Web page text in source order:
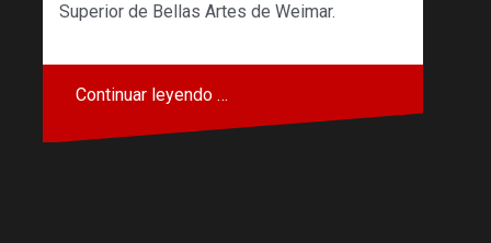
Superior de Bellas Artes de Weimar.
Continuar leyendo …